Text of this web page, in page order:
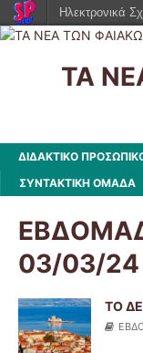
ΤΑ
ΔΙΔΑΚΤΙΚΟ
ΣΥΝΤΑΚΤΙΚΗ ΟΜΑΔΑ
03/03/24
ΤΟ
Ηλεκτρονικά